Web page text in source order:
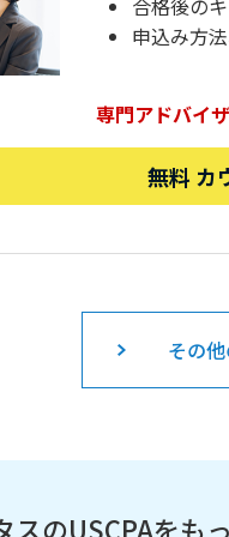
合格後の
申込み方
専門アドバイ
無料 カ
その
スのUSCPAをも